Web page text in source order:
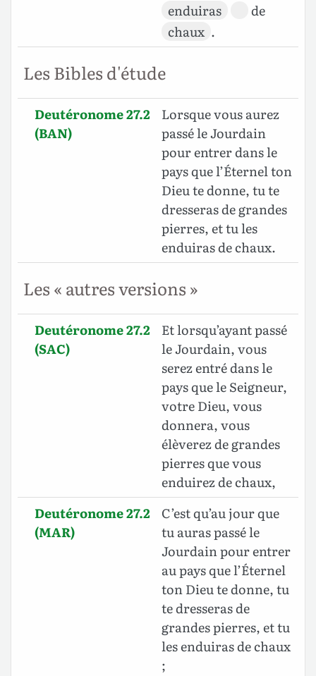
enduiras
de
chaux .
Les Bibles d'étude
Deutéronome 27.2
(BAN)
Lorsque vous aurez
passé le Jourdain
pour entrer dans le
pays que l’Éternel ton
Dieu te donne, tu te
dresseras de grandes
pierres, et tu les
enduiras de chaux.
Les « autres versions »
Deutéronome 27.2
(SAC)
Et lorsqu’ayant passé
le Jourdain, vous
serez entré dans le
pays que le Seigneur,
votre Dieu, vous
donnera, vous
élèverez de grandes
pierres que vous
enduirez de chaux,
Deutéronome 27.2
(MAR)
C’est qu’au jour que
tu auras passé le
Jourdain pour entrer
au pays que l’Éternel
ton Dieu te donne, tu
te dresseras de
grandes pierres, et tu
les enduiras de chaux
;